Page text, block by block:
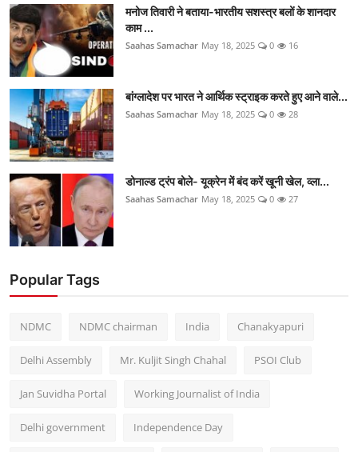
मनोज तिवारी ने बताया-भारतीय सशस्त्र बलों के शानदार
काम ...
Saahas Samachar May 18, 2025 0 16
बांग्लादेश पर भारत ने आर्थिक स्ट्राइक करते हुए आने वाले...
Saahas Samachar May 18, 2025 0 28
डोनाल्ड ट्रंप बोले- यूक्रेन में बंद करें खूनी खेल, व्ला...
Saahas Samachar May 18, 2025 0 27
Popular Tags
NDMC NDMC chairman India Chanakyapuri
Delhi Assembly Mr. Kuljit Singh Chahal PSOI Club
Jan Suvidha Portal Working Journalist of India
Delhi government Independence Day